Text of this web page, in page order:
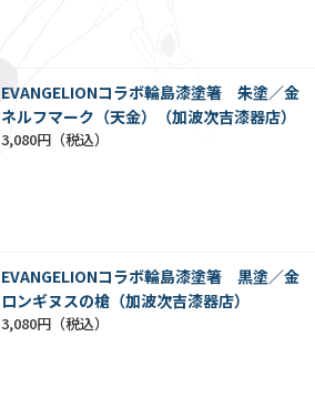
EVANGELIONコラボ輪島漆塗箸 朱塗／金
ネルフマーク（天金）（加波次吉漆器店）
3,080円
EVANGELIONコラボ輪島漆塗箸 黒塗／金
ロンギヌスの槍（加波次吉漆器店）
3,080円